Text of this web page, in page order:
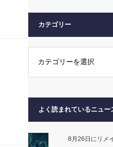
カテゴリー
よく読まれているニュー
8月26日にリメ